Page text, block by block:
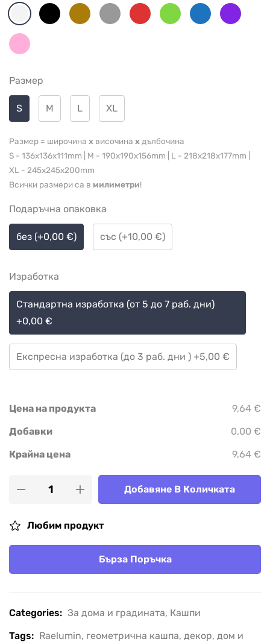
Размер
S M L XL
Размер = широчина x височина x дълбочина
S - 136x136x111mm | M - 190x190x156mm | L - 218x218x177mm |
XL - 245x245x200mm
Всички размери са в милиметри!
Подаръчна опаковка
без (+0,00 €) със (+10,00 €)
Изработка
Стандартна изработка (от 5 до 7 раб. дни)
+0,00 €
Експресна изработка (до 3 раб. дни ) +5,00 €
Цена на продукта
9,64 €
Добавки
0,00 €
Крайна цена
9,64 €
Добавяне В Количката
Любим продукт
Бърза Поръчка
Categories: За дома и градината, Кашпи
Tags: Raelumin, геометрична кашпа, декор, дом и